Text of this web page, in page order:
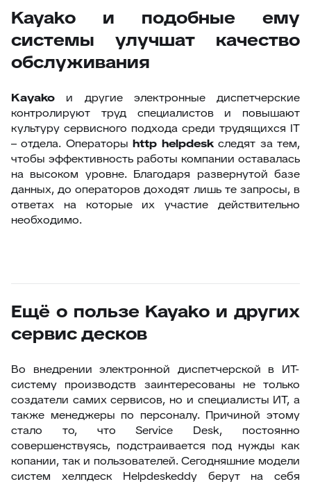
Kayako и подобные ему
системы улучшат качество
обслуживания
Kayako и другие электронные диспетчерские
контролируют труд специалистов и повышают
культуру сервисного подхода среди трудящихся ІТ
– отдела. Операторыhttp helpdeskследят за тем,
чтобы эффективность работы компании оставалась
на высоком уровне. Благодаря развернутой базе
данных, до операторов доходят лишь те запросы, в
ответах на которые их участие действительно
необходимо.
Ещё о пользе Kayako и других
сервис десков
Во внедрении электронной диспетчерской в ИТ-
систему производств заинтересованы не только
создатели самих сервисов, но и специалисты ИТ, а
также менеджеры по персоналу. Причиной этому
стало то, что Service Desk, постоянно
совершенствуясь, подстраивается под нужды как
копании, так и пользователей. Сегодняшние модели
систем хелпдеск Helpdeskeddy берут на себя